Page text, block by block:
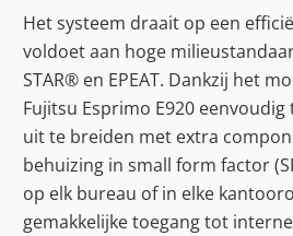
Het systeem draait op een
voldoet aan hoge
STAR® en EPEAT. Dankzij het
Fujitsu Esprimo E920
uit te breiden met extra
behuizing in small form factor
op elk bureau of in elke
gemakkelijke toegang tot